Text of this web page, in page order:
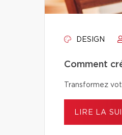
DESIGN
Comment
Transformez
LIRE LA